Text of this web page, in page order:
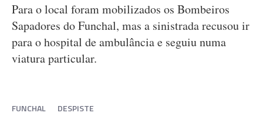
Para o local foram mobilizados os Bombeiros
Sapadores do Funchal, mas a sinistrada recusou ir
para o hospital de ambulância e seguiu numa
viatura particular.
FUNCHAL DESPISTE